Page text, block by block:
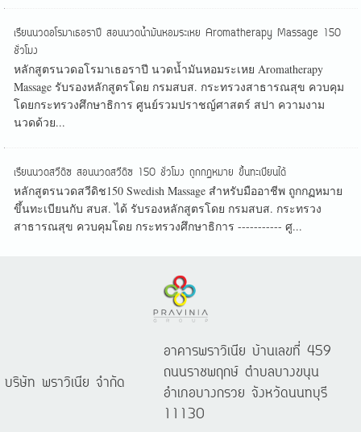
เรียนนวดอโรมาเธอราปี สอนนวดน้ำมันหอมระเหย Aromatherapy Massage 150
ชั่วโมง
หลักสูตรนวดอโรมาเธอราปี นวดน้ำมันหอมระเหย Aromatherapy
Massage รับรองหลักสูตรโดย กรมสบส. กระทรวงสาธารณสุข ควบคุม
โดยกระทรวงศึกษาธิการ ศูนย์รวมปราชญ์ศาสตร์ สปา ความงาม
นวดด้วย...
เรียนนวดสวีดิซ สอนนวดสวีดิซ 150 ชั่วโมง ถูกกฏหมาย ขึ้นทะเบียนได้
หลักสูตรนวดสวีดิช150 Swedish Massage สำหรับมืออาชีพ ถูกกฏหมาย
ขึ้นทะเบียนกับ สบส. ได้ รับรองหลักสูตรโดย กรมสบส. กระทรวง
สาธารณสุข ควบคุมโดย กระทรวงศึกษาธิการ ----------- ศู...
บริษัท พราวิเนีย จำกัด
อาคารพราวิเนีย บ้านเลขที่ 459
ถนนราชพฤกษ์ ตำบลบางขนุน
อำเภอบางกรวย จังหวัดนนทบุรี
11130